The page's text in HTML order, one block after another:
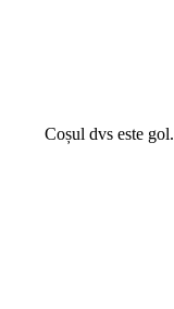
Coșul dvs este gol.